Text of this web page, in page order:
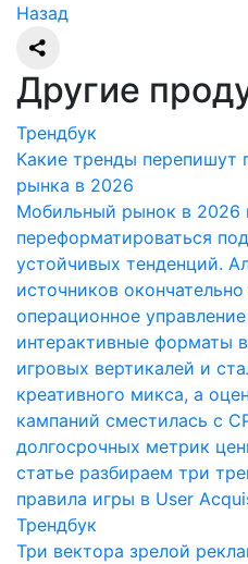
Назад
Другие
Трендбук
Какие тренды перепишут
рынка в 2026
Мобильный рынок в 2026
переформатироваться
устойчивых тенденций.
источников
операционное
интерактивные форматы
игровых вертикалей и
креативного микса, а
кампаний сместилась с
долгосрочных метрик
статье разбираем три
правила игры в User
Трендбук
Три вектора зрелой